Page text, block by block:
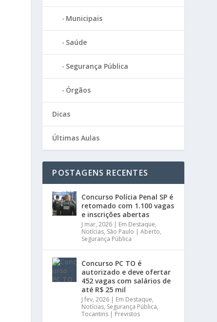
Municipais
Saúde
Segurança Pública
Órgãos
Dicas
Últimas Aulas
POSTAGENS RECENTES
Concurso Polícia Penal SP é
retomado com 1.100 vagas
e inscrições abertas
J mar, 2026 | Em Destaque,
Notícias, São Paulo | Aberto,
Segurança Pública
Concurso PC TO é
autorizado e deve ofertar
452 vagas com salários de
até R$ 25 mil
J fev, 2026 | Em Destaque,
Notícias, Segurança Pública,
Tocantins | Previstos